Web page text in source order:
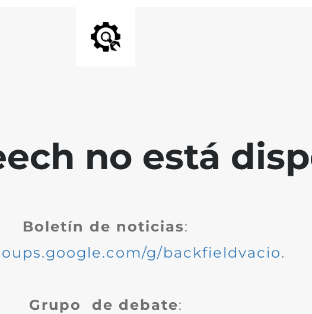
no está
Boletín de noticias:
g/backfieldvacio.
Grupo de debate: